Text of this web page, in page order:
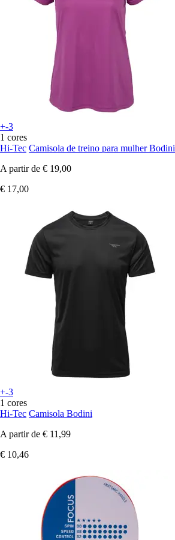
+-3
1 cores
Hi-Tec Camisola de treino para mulher Bodini
A partir de € 19,00
€ 17,00
+-3
1 cores
Hi-Tec Camisola Bodini
A partir de € 11,99
€ 10,46